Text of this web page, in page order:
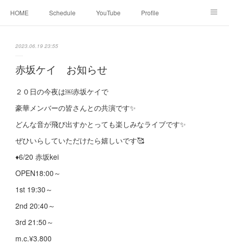
HOME Schedule YouTube Profile
2023.06.19 23:55
赤坂ケイ お知らせ
２０日の今夜は￼赤坂ケイで
豪華メンバーの皆さんとの共演です✨
どんな音が飛び出すかとっても楽しみなライブです✨
ぜひいらしていただけたら嬉しいです🥰
♦︎6/20 赤坂kei
OPEN18:00～
1st 19:30～
2nd 20:40～
3rd 21:50～
m.c.¥3.800